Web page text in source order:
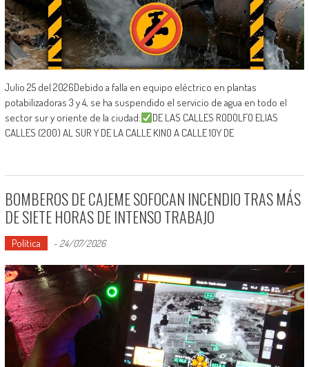
Julio 25 del 2026Debido a falla en equipo eléctrico en plantas
potabilizadoras 3 y 4, se ha suspendido el servicio de agua en todo el
sector sur y oriente de la ciudad:
DE LAS CALLES RODOLFO ELIAS
CALLES (200) AL SUR Y DE LA CALLE KINO A CALLE 10Y DE
BOMBEROS DE CAJEME SOFOCAN INCENDIO TRAS MÁS
DE SIETE HORAS DE INTENSO TRABAJO
Política - 24/07/2026